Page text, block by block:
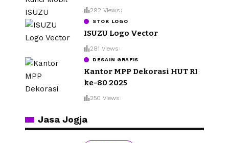
292 Views
STOK LOGO
ISUZU Logo Vector
281 Views
DESAIN GRAFIS
Kantor MPP Dekorasi HUT RI
ke-80 2025
250 Views
Jasa Jogja